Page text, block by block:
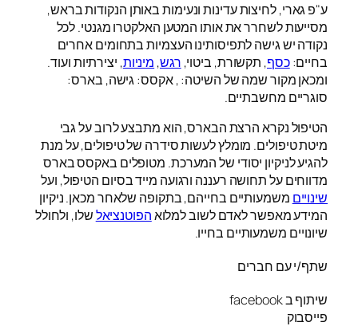
ע"פ גארי, לחיצות עדינות ונעימות באותן הנקודות בראש,
מסייעות לשחרר את אותו המטען האלקטרו מגנטי. לכל
נקודה יש גישה לתפיסותינו העצמיות בתחומים אחרים
בחיים:כסף, תקשורת, ביטוי, רגש, מיניות, יצירתיות ועוד.
ומכאן מקור שמה של השיטה: , אקסס: גישה, בארס:
סוגריים מחשבתיים.
הטיפול נקרא הרצת הבארס, הוא מתבצע לרוב על גבי
מיטת טיפולים. מומלץ לעשות סידרה של טיפולים, על מנת
להגיע לניקיון יסודי של המערכת. מטופלים באקסס בארס
מדווחים על תחושה רעננה ורגועה מייד בסיום הטיפול, ועל
שינויים משמעותיים בחייהם, בתקופה שלאחר מכאן. ניקיון
המידע מאפשר לאדם לשוב למלואהפוטנציאלשלו, ולחולל
שיונויים משמעותיים בחייו.
שתף/י עם חברים
שיתוף ב facebook
פייסבוק